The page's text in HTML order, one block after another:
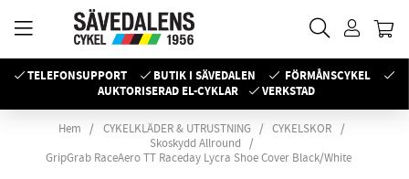
TELEFONSUPPORT BUTIK I SÄVEDALEN
FÖRMÅNSCYKEL
AUKTORISERAD EL-CYKLAR
VERKSTAD
Hem CYKELKLÄDER & UTRUSTNING
CYKELSKOR
Skoskydd Allround
GripGrab RaceAero TT Raceday Lycra Shoe Cover Black/White